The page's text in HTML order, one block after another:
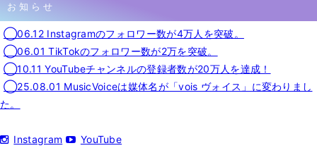
お知らせ
◯06.12 Instagramのフォロワー数が4万人を突破。
◯06.01 TikTokのフォロワー数が2万を突破。
◯10.11 YouTubeチャンネルの登録者数が20万人を達成！
◯25.08.01 MusicVoiceは媒体名が「vois ヴォイス」に変わりまし
た。
Instagram YouTube